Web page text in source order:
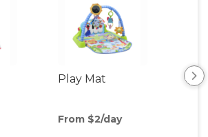
Play Mat
From $2/day